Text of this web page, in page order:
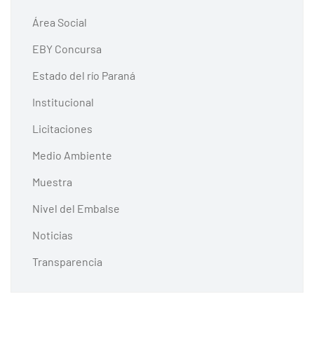
Área Social
EBY Concursa
Estado del río Paraná
Institucional
Licitaciones
Medio Ambiente
Muestra
Nivel del Embalse
Noticias
Transparencia